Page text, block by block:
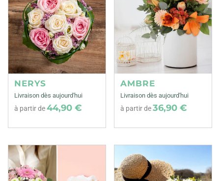
NERYS
Livraison dès aujourd'hui
à partir de44,90 €
AMBRE
Livraison dès aujourd'hui
à partir de36,90 €